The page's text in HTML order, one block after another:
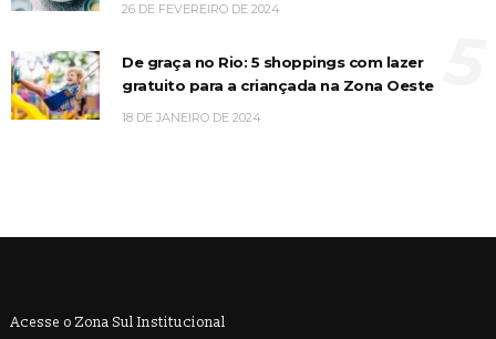
26 DE FEVEREIRO DE 2024
De graça no Rio: 5 shoppings com lazer
gratuito para a criançada na Zona Oeste
18 DE JANEIRO DE 2024
Acesse o Zona Sul Institucional